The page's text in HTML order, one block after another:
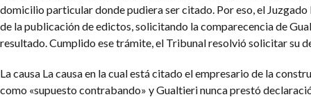
domicilio particular donde pudiera ser citado. Por eso, el Juzgado
de la publicación de edictos, solicitando la comparecencia de
resultado. Cumplido ese trámite, el Tribunal resolvió solicitar su
La causa La causa en la cual está citado el empresario de la
como «supuesto contrabando» y Gualtieri nunca prestó